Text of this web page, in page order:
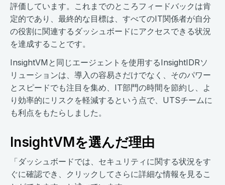
評価しています。これまでのところフィードバックは肯
定的であり、最終的な目標は、すべてのIT関係者が自分
の役割に関連するダッシュボードにアクセスできる状況
を達成することです。
InsightVMと同じエージェントを使用するInsightIDRソ
リューションは、導入の容易さだけでなく、そのパワー
とスピードでも注目を集め、IT部門の時間を節約し、よ
り効率的にリスクを軽減するという点で、UTSチームに
も利点をもたらしました。
InsightVMを選んだ理由
「ダッシュボードでは、セキュリティに関する状況をす
ぐに確認でき、クリックしてさらに詳細な情報を見るこ